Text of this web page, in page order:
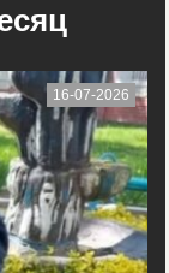
16-07-2026